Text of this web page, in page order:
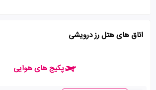
اتاق های هتل رز درویشی
پکیج های هوایی